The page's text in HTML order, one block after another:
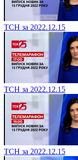
ТСН за 2022.12.15
ТСН за 2022.12.15
ТСН за 2022.12.15